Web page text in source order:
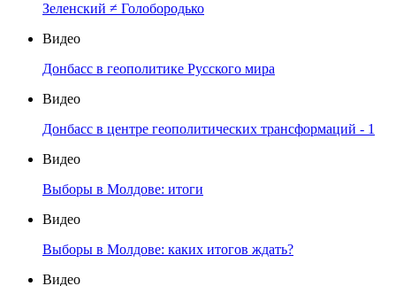
Зеленский ≠ Голобородько
Видео
Донбасс в геополитике Русского мира
Видео
Донбасс в центре геополитических трансформаций - 1
Видео
Выборы в Молдове: итоги
Видео
Выборы в Молдове: каких итогов ждать?
Видео